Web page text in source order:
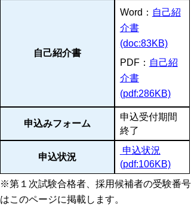
自己紹介書
Word： 自己紹
介書
(doc:83KB)
PDF： 自己紹
介書
(pdf:286KB)
申込みフォーム
申込受付期間
終了
申込状況
申込状況
(pdf:106KB)
※第１次試験合格者、採用候補者の受験番号
はこのページに掲載します。